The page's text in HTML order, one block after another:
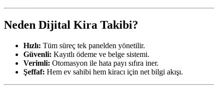
Neden Dijital Kira Takibi?
Hızlı: Tüm süreç tek panelden yönetilir.
Güvenli: Kayıtlı ödeme ve belge sistemi.
Verimli: Otomasyon ile hata payı sıfıra iner.
Şeffaf: Hem ev sahibi hem kiracı için net bilgi akışı.